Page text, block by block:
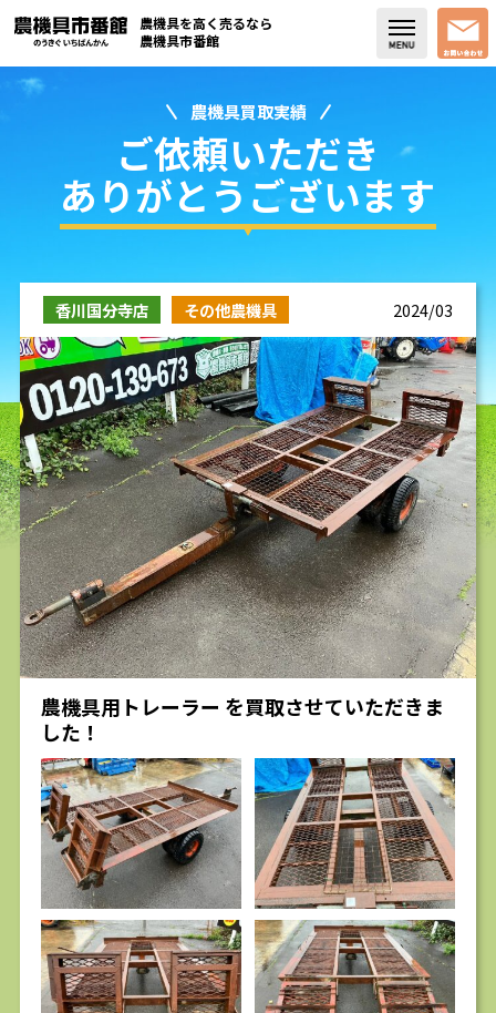
買取実績
コラム・スタッフブログ
取り扱い商品
販売中の農機具
よく頂く質問
お問い合わせ
求人
農機具を高く売るなら
農機具市番館
農機具買取実績
ご依頼いただき
ありがとうございます
香川国分寺店 その他農機具 2024/03
農機具用トレーラー を買取させていただきま
した！